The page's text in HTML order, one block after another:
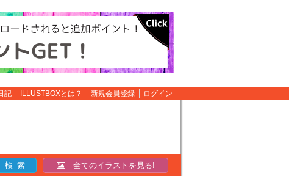
記 ILLUSTBOXとは？ 新規会員登録 ログイン
全てのイラストを見る!